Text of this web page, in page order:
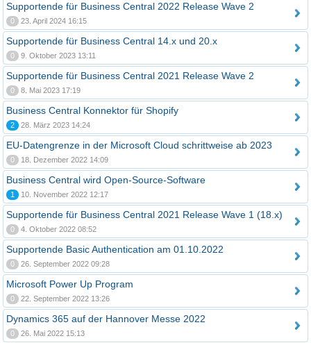
Supportende für Business Central 2022 Release Wave 2
0 23. April 2024 16:15
Supportende für Business Central 14.x und 20.x
0 9. Oktober 2023 13:11
Supportende für Business Central 2021 Release Wave 2
0 8. Mai 2023 17:19
Business Central Konnektor für Shopify
2 28. März 2023 14:24
EU-Datengrenze in der Microsoft Cloud schrittweise ab 2023
0 18. Dezember 2022 14:09
Business Central wird Open-Source-Software
1 10. November 2022 12:17
Supportende für Business Central 2021 Release Wave 1 (18.x)
0 4. Oktober 2022 08:52
Supportende Basic Authentication am 01.10.2022
0 26. September 2022 09:28
Microsoft Power Up Program
0 22. September 2022 13:26
Dynamics 365 auf der Hannover Messe 2022
0 26. Mai 2022 15:13